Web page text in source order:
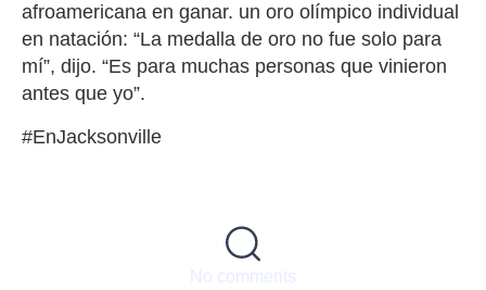
afroamericana en ganar. un oro olímpico individual
en natación: “La medalla de oro no fue solo para
mí”, dijo. “Es para muchas personas que vinieron
antes que yo”.
#EnJacksonville
No comments